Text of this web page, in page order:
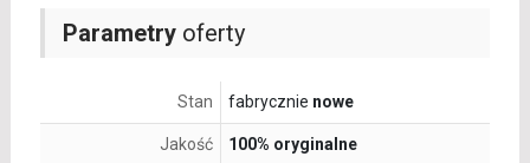
Parametryoferty
Stan fabrycznie nowe
Jakość 100% oryginalne